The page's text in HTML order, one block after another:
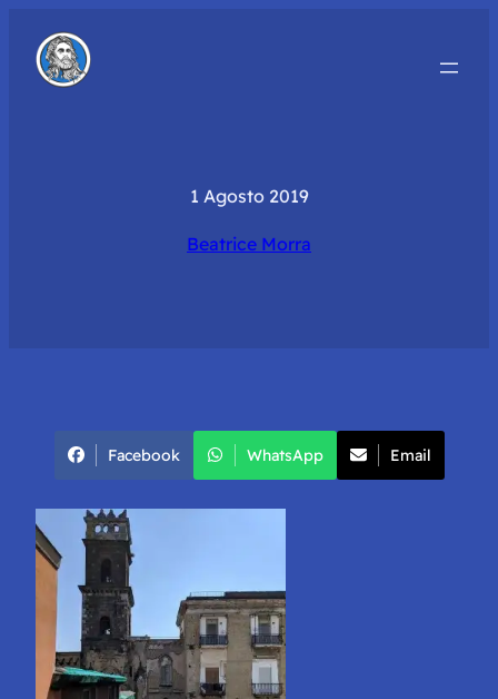
1 Agosto 2019
Beatrice Morra
Facebook WhatsApp Email